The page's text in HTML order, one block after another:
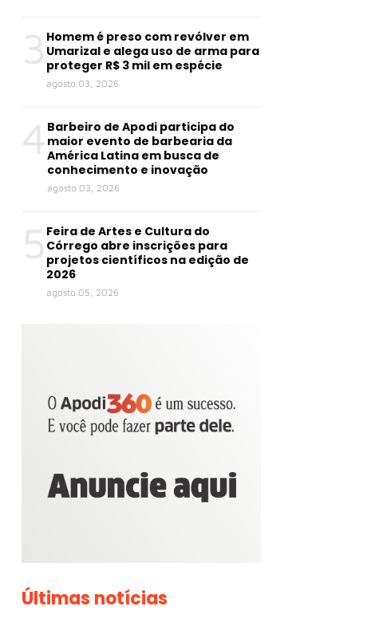
3 Homem é preso com revólver em
Umarizal e alega uso de arma para
proteger R$ 3 mil em espécie
agosto 03, 2026
4 Barbeiro de Apodi participa do
maior evento de barbearia da
América Latina em busca de
conhecimento e inovação
agosto 03, 2026
5 Feira de Artes e Cultura do
Córrego abre inscrições para
projetos científicos na edição de
2026
agosto 05, 2026
Últimas notícias